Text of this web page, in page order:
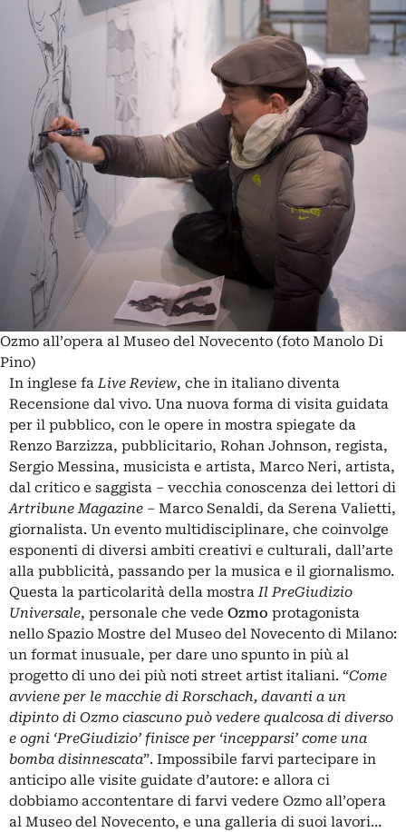
Ozmo all’opera al Museo del Novecento (foto Manolo Di
Pino)
In inglese faLive Review, che in italiano diventa
Recensione dal vivo. Una nuova forma di visita guidata
per il pubblico, con le opere in mostra spiegate da
Renzo Barzizza, pubblicitario, Rohan Johnson, regista,
Sergio Messina, musicista e artista, Marco Neri, artista,
dal critico e saggista – vecchia conoscenza dei lettori di
Artribune Magazine – Marco Senaldi, da Serena Valietti,
giornalista. Un evento multidisciplinare, che coinvolge
esponenti di diversi ambiti creativi e culturali, dall’arte
alla pubblicità, passando per la musica e il giornalismo.
Questa la particolarità della mostraIl PreGiudizio
Universale, personale che vede Ozmo protagonista
nello Spazio Mostre del Museo del Novecento di Milano:
un format inusuale, per dare uno spunto in più al
progetto di uno dei più noti street artist italiani. “Come
avviene per le macchie di Rorschach, davanti a un
dipinto di Ozmo ciascuno può vedere qualcosa di diverso
e ogni ‘PreGiudizio’ finisce per ‘incepparsi’ come una
bomba disinnescata”. Impossibile farvi partecipare in
anticipo alle visite guidate d’autore: e allora ci
dobbiamo accontentare di farvi vedere Ozmo all’opera
al Museo del Novecento, e una galleria di suoi lavori…